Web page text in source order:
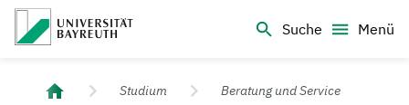
Suche
Menü
Universität Bayreuth – Deine Top-Campus-Uni
Studium Beratung und Service